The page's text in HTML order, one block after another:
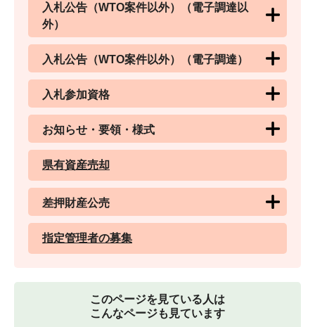
入札公告（WTO案件以外）（電子調達以
外）
入札公告（WTO案件以外）（電子調達）
入札参加資格
お知らせ・要領・様式
県有資産売却
差押財産公売
指定管理者の募集
このページを見ている人は
こんなページも見ています